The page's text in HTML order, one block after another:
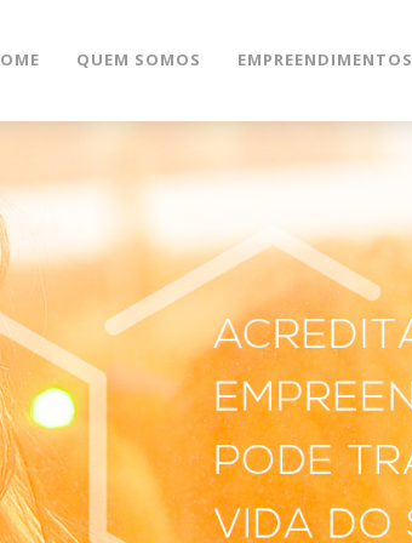
QUEM SOMOS EMPREENDIMENTOS